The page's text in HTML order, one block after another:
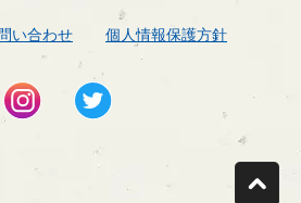
い合わせ 個人情報保護方針